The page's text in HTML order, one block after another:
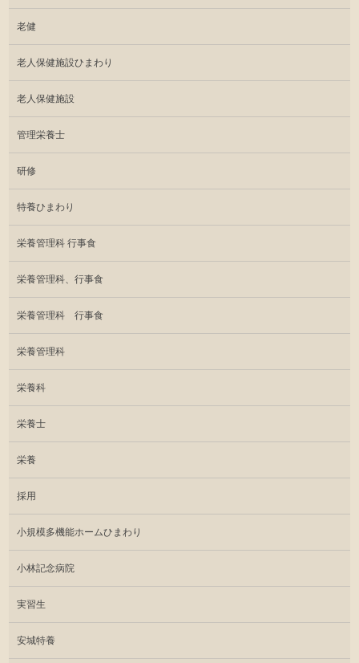
老健
老人保健施設ひまわり
老人保健施設
管理栄養士
研修
特養ひまわり
栄養管理科 行事食
栄養管理科、行事食
栄養管理科 行事食
栄養管理科
栄養科
栄養士
栄養
採用
小規模多機能ホームひまわり
小林記念病院
実習生
安城特養